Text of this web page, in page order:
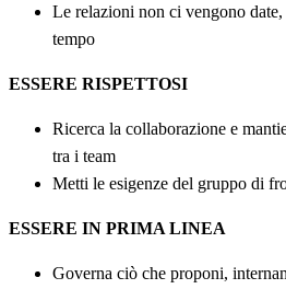
Le relazioni non ci vengono date,
tempo
ESSERE RISPETTOSI
Ricerca la collaborazione e
tra i team
Metti le esigenze del gruppo di
ESSERE IN PRIMA LINEA
Governa ciò che proponi,